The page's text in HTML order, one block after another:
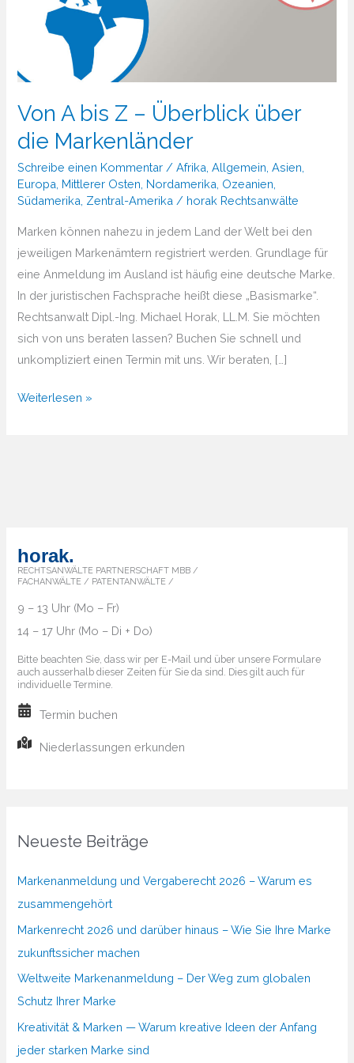
Von A bis Z – Überblick über
die Markenländer
Schreibe einen Kommentar /Afrika ,Allgemein ,Asien
Europa Mittlerer Osten Nordamerika Ozeanien
Südamerika Zentral-Amerika / horak Rechtsanwälte
Marken können nahezu in jedem Land der Welt bei den
jeweiligen Markenämtern registriert werden. Grundlage für
eine Anmeldung im Ausland ist häufig eine deutsche Marke.
In der juristischen Fachsprache heißt diese „Basismarke“.
Rechtsanwalt Dipl.-Ing. Michael Horak, LL.M. Sie möchten
sich von uns beraten lassen? Buchen Sie schnell und
unkompliziert einen Termin mit uns. Wir beraten, […]
Von
die
Markenländer
Weiterlesen »
horak.
RECHTSANWÄLTE PARTNERSCHAFT MBB /
FACHANWÄLTE / PATENTANWÄLTE /
9 – 13 Uhr (Mo – Fr)
14 – 17 Uhr (Mo – Di + Do)
Bitte beachten Sie, dass wir per E-Mail und über unsere Formulare
auch ausserhalb dieser Zeiten für Sie da sind. Dies gilt auch für
individuelle Termine.
Termin buchen
Niederlassungen erkunden
Neueste Beiträge
Markenanmeldung und Vergaberecht 2026 – Warum es
zusammengehört
Markenrecht 2026 und darüber hinaus – Wie Sie Ihre Marke
zukunftssicher machen
Weltweite Markenanmeldung – Der Weg zum globalen
Schutz Ihrer Marke
Kreativität & Marken — Warum kreative Ideen der Anfang
jeder starken Marke sind